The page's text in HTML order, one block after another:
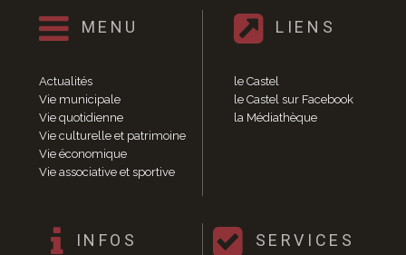
Délibérations 2014
Délibérations 2013
Délibérations 2011
Délibérations 2010
Délibérations 2009
Délibérations 2008
Agenda réunions publiques
Marchés publics
Vie quotidienne
MENU
Actualités
Vie municipale
Vie quotidienne
Vie culturelle et patrimoine
Vie économique
Vie associative et sportive
LIENS
le Castel
le Castel sur Facebook
la Médiathèque
INFOS SERVICES